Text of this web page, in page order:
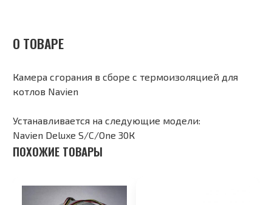
О ТОВАРЕ
Камера сгорания в сборе с термоизоляцией для
котлов Navien
Устанавливается на следующие модели:
Navien Deluxe S/C/One 30К
ПОХОЖИЕ ТОВАРЫ